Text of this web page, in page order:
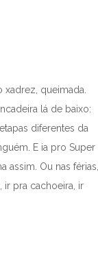
queimada.
lá de baixo:
diferentes da
E ia pro Super
assim. Ou nas férias,
ir pra cachoeira, ir